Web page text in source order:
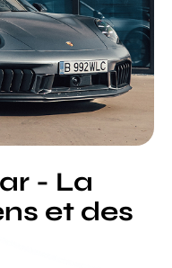
- La
et des